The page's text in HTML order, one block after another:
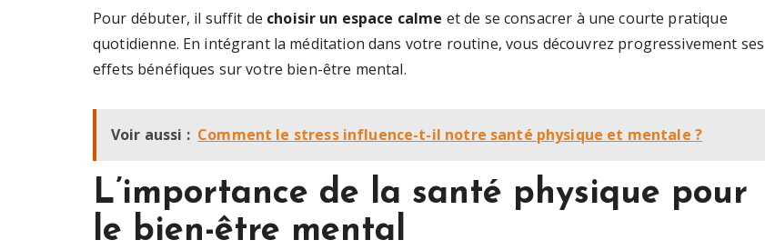
Pour débuter, il suffit de choisir un espace calme et de se consacrer à une courte pratique
quotidienne. En intégrant la méditation dans votre routine, vous découvrez progressivement ses
effets bénéfiques sur votre bien-être mental.
Voir aussi : Comment le stress influence-t-il notre santé physique et mentale ?
L’importance de la santé physique pour
le bien-être mental